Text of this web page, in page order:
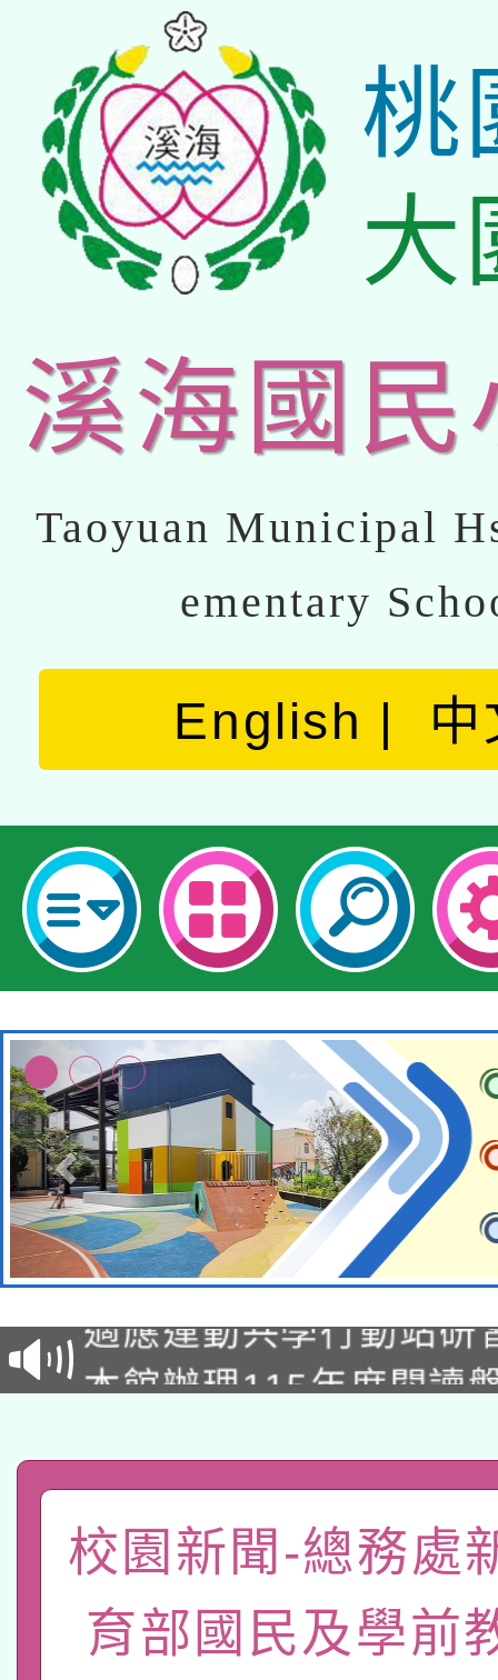
桃
大
溪海國民
Taoyuan Municipal
ementary
English 中
本校115學年度第2次
招甄選結果公告(無人
招)
本館辦理115年度閱讀
礎課程
A3數位素養講師名單
「數位內容與教學軟體
pilot」
薪期間赴陸應申請許可
轉知經濟部水利署委託
校園新聞-總務處
育部國民及學前